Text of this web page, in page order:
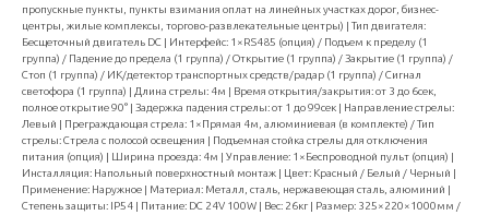
пропускные пункты, пункты взимания оплат на линейных участках дорог, бизнес-
центры, жилые комплексы, торгово-развлекательные центры) | Тип двигателя:
Бесщеточный двигатель DC | Интерфейс: 1×RS485 (опция) / Подъем к пределу (1
группа) / Падение до предела (1 группа) / Открытие (1 группа) / Закрытие (1 группа) /
Стоп (1 группа) / ИК/детектор транспортных средств/радар (1 группа) / Сигнал
светофора (1 группа) | Длина стрелы: 4м | Время открытия/закрытия: от 3 до 6сек,
полное открытие 90° | Задержка падения стрелы: от 1 до 99сек | Направление стрелы:
Левый | Преграждающая стрела: 1×Прямая 4м, алюминиевая (в комплекте) / Тип
стрелы: Стрела с полосой освещения | Подъемная стойка стрелы для отключения
питания (опция) | Ширина проезда: 4м | Управление: 1×Беспроводной пульт (опция) |
Инсталляция: Напольный поверхностный монтаж | Цвет: Красный / Белый / Черный |
Применение: Наружное | Материал: Металл, сталь, нержавеющая сталь, алюминий |
Степень защиты: IP54 | Питание: DC 24V 100W | Вес: 26кг | Размер: 325×220×1000мм /